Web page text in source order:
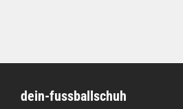
dein-fussballschuh